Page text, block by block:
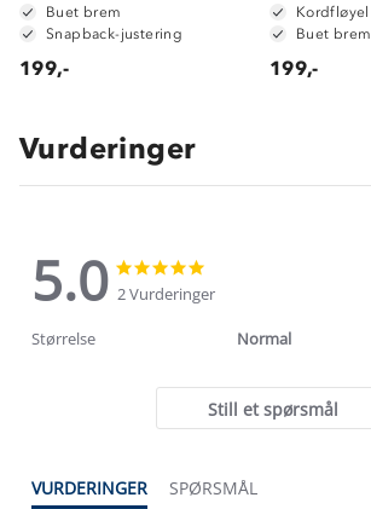
Buet brem
Snapback-justering
199,-
Kordfløyel
Buet brem
199,-
Vurderinger
5.0
5.0
star
rating
star
2 Vurderinger
Størrelse Normal
Still et spørsmål
VURDERINGER SPØRSMÅL